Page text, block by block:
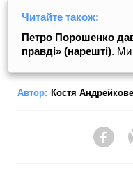
Читайте також:
Петро Порошенко дав
правді» (нарешті). Ми
Автор: Костя